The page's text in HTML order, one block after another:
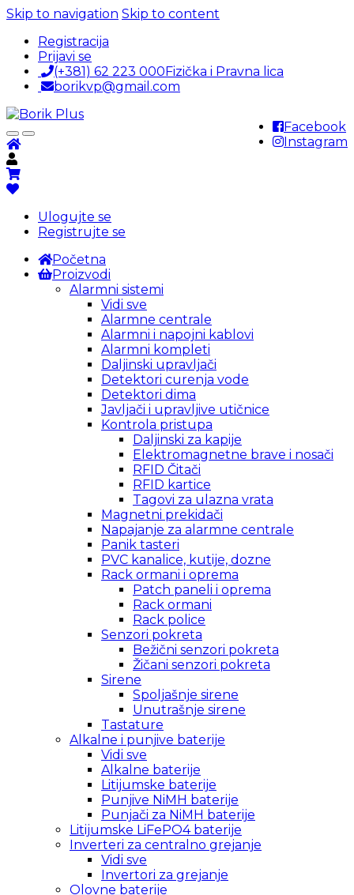
Skip to navigation Skip to content
Registracija
Prijavi se
(+381) 62 223 000Fizička i Pravna lica
borikvp@gmail.com
Facebook
Instagram
Ulogujte se
Registrujte se
Početna
Proizvodi
Alarmni sistemi
Vidi sve
Alarmne centrale
Alarmni i napojni kablovi
Alarmni kompleti
Daljinski upravljači
Detektori curenja vode
Detektori dima
Javljači i upravljive utičnice
Kontrola pristupa
Daljinski za kapije
Elektromagnetne brave i nosači
RFID Čitači
RFID kartice
Tagovi za ulazna vrata
Magnetni prekidači
Napajanje za alarmne centrale
Panik tasteri
PVC kanalice, kutije, dozne
Rack ormani i oprema
Patch paneli i oprema
Rack ormani
Rack police
Senzori pokreta
Bežični senzori pokreta
Žičani senzori pokreta
Sirene
Spoljašnje sirene
Unutrašnje sirene
Tastature
Alkalne i punjive baterije
Vidi sve
Alkalne baterije
Litijumske baterije
Punjive NiMH baterije
Punjači za NiMH baterije
Litijumske LiFePO4 baterije
Inverteri za centralno grejanje
Vidi sve
Invertori za grejanje
Olovne baterije